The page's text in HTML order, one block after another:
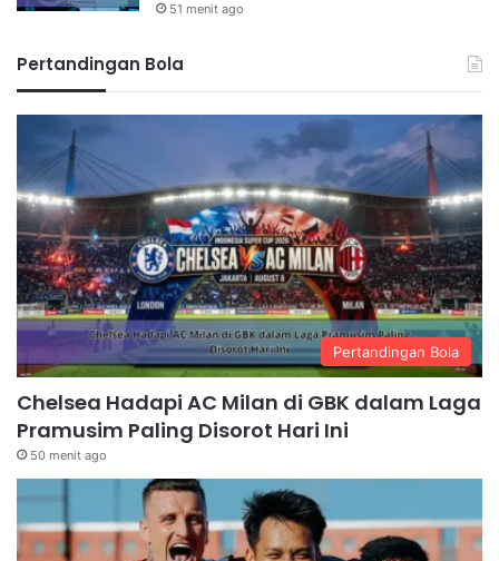
51 menit ago
Pertandingan Bola
Pertandingan Bola
Chelsea Hadapi AC Milan di GBK dalam Laga
Pramusim Paling Disorot Hari Ini
50 menit ago